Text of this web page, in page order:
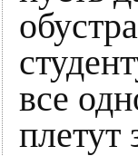
все
плетут